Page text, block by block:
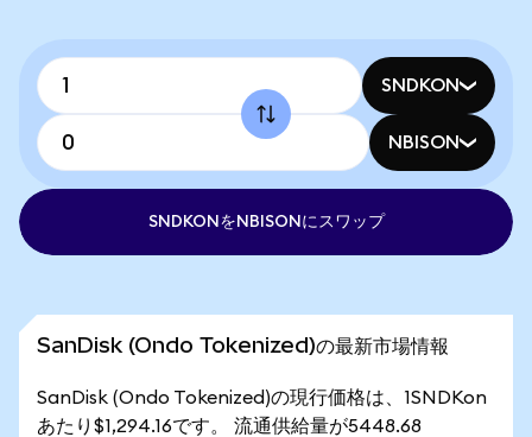
SNDKON
NBISON
SNDKONをNBISONにスワップ
SanDisk (Ondo Tokenized)の最新市場情報
SanDisk (Ondo Tokenized)の現行価格は、1SNDKon
あたり$1,294.16です。 流通供給量が5448.68